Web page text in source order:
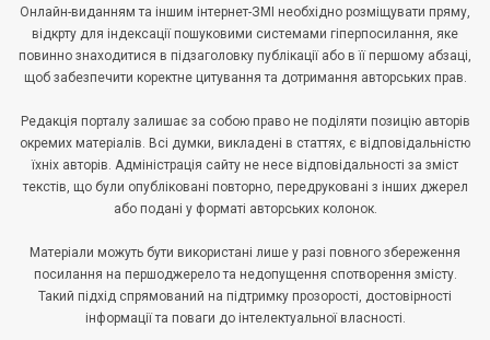
Онлайн-виданням та іншим інтернет-ЗМІ необхідно розміщувати пряму,
відкрту для індексації пошуковими системами гіперпосилання, яке
повинно знаходитися в підзаголовку публікації або в її першому абзаці,
щоб забезпечити коректне цитування та дотримання авторських прав.
Редакція порталу залишає за собою право не поділяти позицію авторів
окремих матеріалів. Всі думки, викладені в статтях, є відповідальністю
їхніх авторів. Адміністрація сайту не несе відповідальності за зміст
текстів, що були опубліковані повторно, передруковані з інших джерел
або подані у форматі авторських колонок.
Матеріали можуть бути використані лише у разі повного збереження
посилання на першоджерело та недопущення спотворення змісту.
Такий підхід спрямований на підтримку прозорості, достовірності
інформації та поваги до інтелектуальної власності.